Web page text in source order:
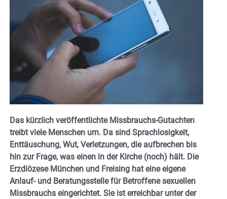
Das kürzlich veröffentlichte Missbrauchs-Gutachten
treibt viele Menschen um. Da sind Sprachlosigkeit,
Enttäuschung, Wut, Verletzungen, die aufbrechen bis
hin zur Frage, was einen in der Kirche (noch) hält. Die
Erzdiözese München und Freising hat eine eigene
Anlauf- und Beratungsstelle für Betroffene sexuellen
Missbrauchs eingerichtet. Sie ist erreichbar unter der